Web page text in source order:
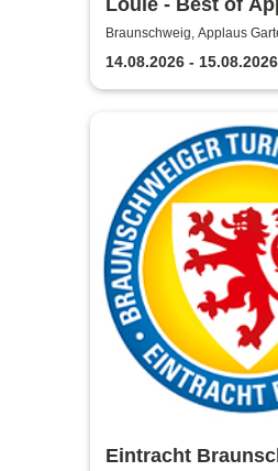
Louie - Best of
Garten
Braunschweig, Applaus
14.08.2026 - 15.08.2026
Eintracht